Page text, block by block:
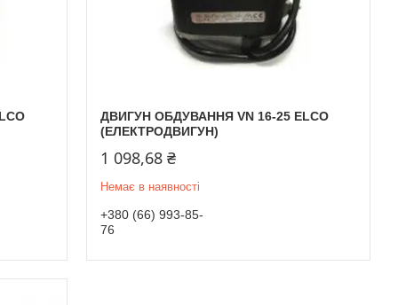
ДВИГУН ОБДУВАННЯ VN 16-25 ELCO
(ЕЛЕКТРОДВИГУН)
1 098,68 ₴
Немає в наявності
+380 (66) 993-85-
76